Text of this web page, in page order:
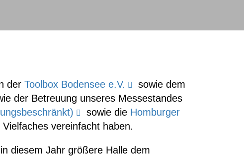
der Toolbox Bodensee e.V.
sowie dem
der Betreuung unseres Messestandes
sowie die Homburger
vereinfacht haben.
diesem Jahr größere Halle dem